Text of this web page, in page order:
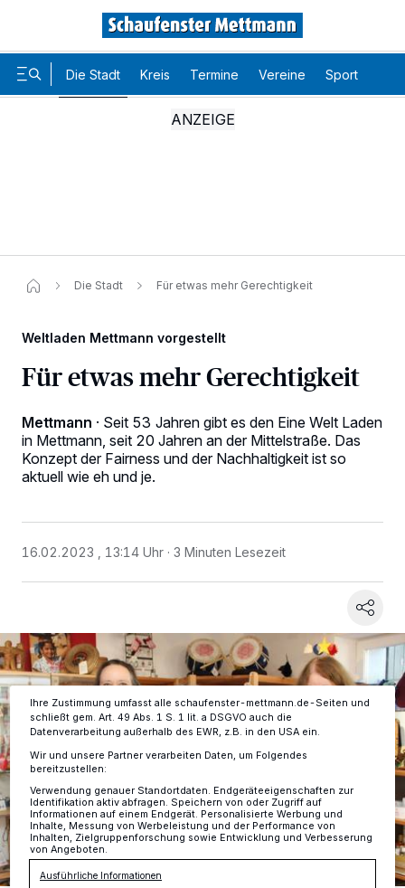
Die Stadt Kreis Termine Vereine Sport
Die Stadt Für etwas mehr Gerechtigkeit
Weltladen Mettmann vorgestellt
Für etwas mehr Gerechtigkeit
Mettmann · Seit 53 Jahren gibt es den Eine Welt Laden
in Mettmann, seit 20 Jahren an der Mittelstraße. Das
Konzept der Fairness und der Nachhaltigkeit ist so
aktuell wie eh und je.
16.02.2023 , 13:14 Uhr 3 Minuten Lesezeit
Wir und unsere218-Partner speichern und greifen auf
Kennungen auf Ihrem Gerät zu. Durch Auswahl von OK aktivieren Sie
Tracking-Technologien für die unter „Wir und unsere Partner
Anzeigen möglicherweise nicht mehr so relevant für Sie. Sie können
ändern oder Ihre Einwilligung zu widerrufen, indem Sie auf den Link
Einstellungen oder Ablehnen am unteren Rand der Webseite klicken.
Ihre Einstellungen gelten innerhalb unseres Website. Weitere
Informationen finden Sie in unserer Datenschutzerklärung.
Ihre Zustimmung umfasst alle schaufenster-mettmann.de-Seiten und
schließt gem. Art. 49 Abs. 1 S. 1 lit. a DSGVO auch die
Datenverarbeitung außerhalb des EWR, z.B. in den USA ein.
Wir und unsere Partner verarbeiten Daten, um Folgendes
bereitzustellen:
Verwendung genauer Standortdaten. Endgeräteeigenschaften zur
Identifikation aktiv abfragen. Speichern von oder Zugriff auf
Informationen auf einem Endgerät. Personalisierte Werbung und
Inhalte, Messung von Werbeleistung und der Performance von
Inhalten, Zielgruppenforschung sowie Entwicklung und Verbesserung
von Angeboten.
Ausführliche Informationen